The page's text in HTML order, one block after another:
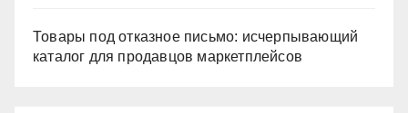
Товары под отказное письмо: исчерпывающий
каталог для продавцов маркетплейсов